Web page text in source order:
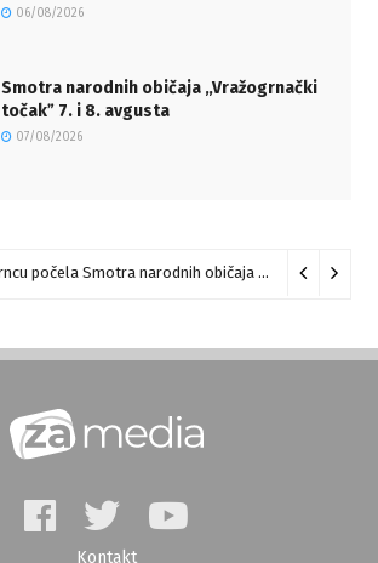
06/08/2026
Smotra narodnih običaja „Vražogrnački
točakˮ 7. i 8. avgusta
07/08/2026
U Vražogrncu počela Smotra narodnih običaja „Vražogrnački točak“
Kontakt